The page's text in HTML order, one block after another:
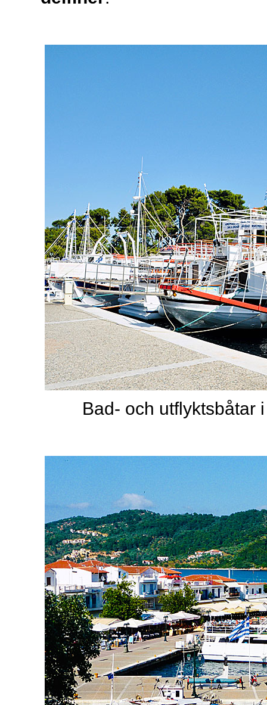
Bad- och utflyktsbåtar